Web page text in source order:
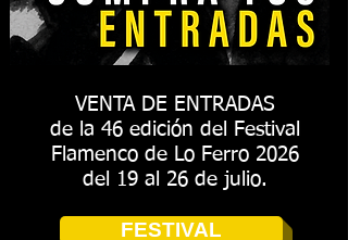
VENTA DE ENTRADAS
de la 46 edición del Festival
Flamenco de Lo Ferro 2026
del 19 al 26 de julio.
FESTIVAL